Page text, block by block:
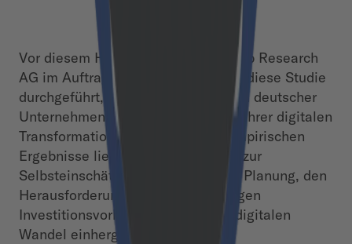
Vor diesem Hintergrund hat die Crisp Research
AG im Auftrag von Dimension Data diese Studie
durchgeführt, um ein Stimmungsbild deutscher
Unternehmen zum aktuellen Stand ihrer digitalen
Transformation zu zeichnen. Die empirischen
Ergebnisse liefern einen Überblick zur
Selbsteinschätzung, der konkreten Planung, den
Herausforderungen sowie zukünftigen
Investitionsvorhaben die mit dem digitalen
Wandel einhergehen.